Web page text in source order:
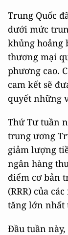
Trung Quốc
dưới mức
khủng hoảng
thương mại
phương cao.
cam kết sẽ
quyết những
Thứ Tư tuần
trung ương
giảm lượng
ngân hàng
điểm cơ bản
(RRR) của
tăng lớn nhất
Đầu tuần